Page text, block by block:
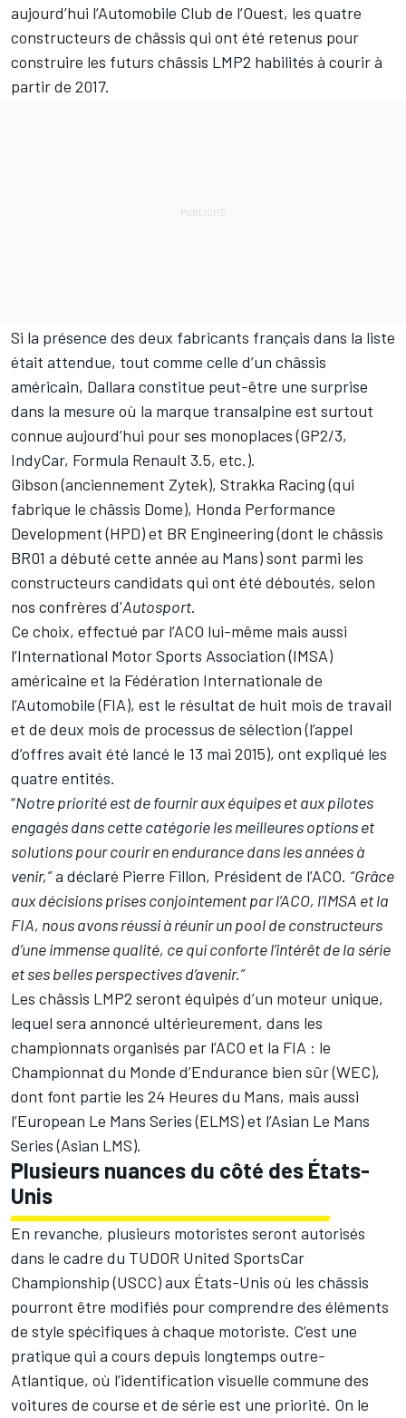
aujourd’hui l’Automobile Club de l’Ouest, les quatre
constructeurs de châssis qui ont été retenus pour
construire les futurs châssis LMP2 habilités à courir à
partir de 2017.
Si la présence des deux fabricants français dans la liste
était attendue, tout comme celle d’un châssis
américain, Dallara constitue peut-être une surprise
dans la mesure où la marque transalpine est surtout
connue aujourd’hui pour ses monoplaces (GP2/3,
IndyCar, Formula Renault 3.5, etc.).
Gibson (anciennement Zytek), Strakka Racing (qui
fabrique le châssis Dome), Honda Performance
Development (HPD) et BR Engineering (dont le châssis
BR01 a débuté cette année au Mans) sont parmi les
constructeurs candidats qui ont été déboutés, selon
nos confrères d'Autosport.
Ce choix, effectué par l’ACO lui-même mais aussi
l’International Motor Sports Association (IMSA)
américaine et la Fédération Internationale de
l’Automobile (FIA), est le résultat de huit mois de travail
et de deux mois de processus de sélection (l’appel
d’offres avait été lancé le 13 mai 2015), ont expliqué les
quatre entités.
“Notre priorité est de fournir aux équipes et aux pilotes
engagés dans cette catégorie les meilleures options et
solutions pour courir en endurance dans les années à
venir,”a déclaré Pierre Fillon, Président de l’ACO. “Grâce
aux décisions prises conjointement par l’ACO, l’IMSA et la
FIA, nous avons réussi à réunir un pool de constructeurs
d’une immense qualité, ce qui conforte l’intérêt de la série
et ses belles perspectives d’avenir.”
Les châssis LMP2 seront équipés d’un moteur unique,
lequel sera annoncé ultérieurement, dans les
championnats organisés par l’ACO et la FIA : le
Championnat du Monde d’Endurance bien sûr (WEC),
dont font partie les 24 Heures du Mans, mais aussi
l’European Le Mans Series (ELMS) et l’Asian Le Mans
Series (Asian LMS).
Plusieurs nuances du côté des États-
Unis
En revanche, plusieurs motoristes seront autorisés
dans le cadre du TUDOR United SportsCar
Championship (USCC) aux États-Unis où les châssis
pourront être modifiés pour comprendre des éléments
de style spécifiques à chaque motoriste. C’est une
pratique qui a cours depuis longtemps outre-
Atlantique, où l’identification visuelle commune des
voitures de course et de série est une priorité. On le